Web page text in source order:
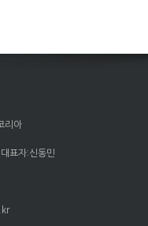
리아
표자:신동민